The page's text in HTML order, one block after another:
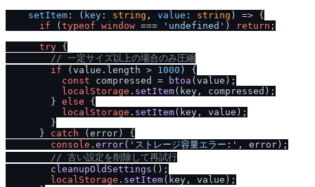
setItem : ( key : string , value : string ) => {
if (typeof window === 'undefined' ) return ;
try {
/ / 一定サイズ以上の場合のみ圧縮
if (value. length > 1000 ) {
const compressed = btoa (value);
localStorage . setItem(key, compressed);
        }
else {
localStorage . setItem(key, value);
        }
      }
catch (error) {
console . error( 'ストレージ容量エラー:' , error);
/ / 古い設定を削除して再試行
cleanupOldSettings ();
localStorage . setItem(key, value);